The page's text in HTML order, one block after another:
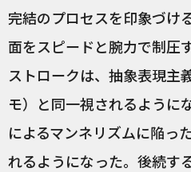
完結のプロセスを印象づけ
面をスピードと腕力で制圧
ストロークは、抽象表現主
モ）と同一視されるように
によるマンネリズムに陥っ
れるようになった。後続す